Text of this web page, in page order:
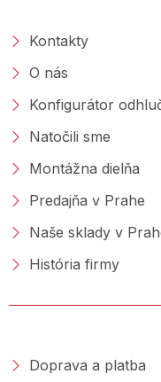
Kontakty
O nás
Konfigurátor
Natočili sme
Montážna dielňa
Predajňa v Prahe
Naše sklady v
História firmy
Doprava a platba